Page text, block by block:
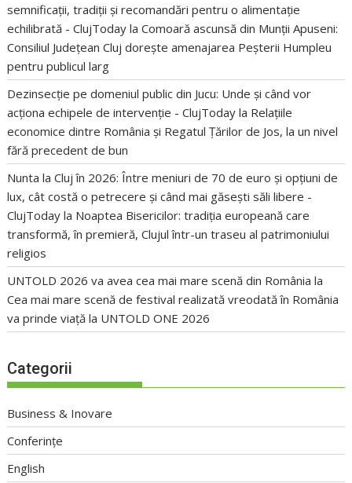
semnificații, tradiții și recomandări pentru o alimentație
echilibrată - ClujToday laComoară ascunsă din Munții Apuseni:
Consiliul Județean Cluj dorește amenajarea Peșterii Humpleu
pentru publicul larg
Dezinsecție pe domeniul public din Jucu: Unde și când vor
acționa echipele de intervenție - ClujToday la Relațiile
economice dintre România și Regatul Țărilor de Jos, la un nivel
fără precedent de bun
Nunta la Cluj în 2026: Între meniuri de 70 de euro și opțiuni de
lux, cât costă o petrecere și când mai găsești săli libere -
ClujToday la Noaptea Bisericilor: tradiția europeană care
transformă, în premieră, Clujul într-un traseu al patrimoniului
religios
UNTOLD 2026 va avea cea mai mare scenă din România la
Cea mai mare scenă de festival realizată vreodată în România
va prinde viață la UNTOLD ONE 2026
Categorii
Business & Inovare
Conferințe
English